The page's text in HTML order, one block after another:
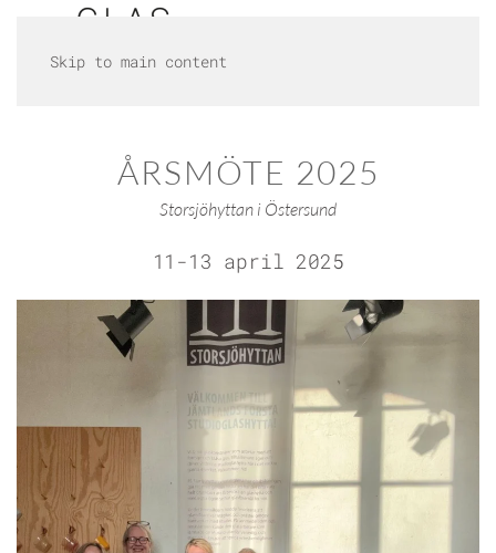
Skip to main content
ÅRSMÖTE 2025
Storsjöhyttan i Östersund
11-13 april 2025